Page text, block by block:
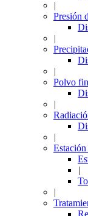
|
Presión
|
|
Polvo
|
|
|
|